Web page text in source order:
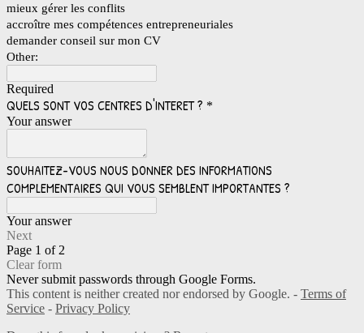
mieux gérer les conflits
accroître mes compétences entrepreneuriales
demander conseil sur mon CV
Other:
Required
QUELS SONT VOS CENTRES D'INTERET ? *
Your answer
SOUHAITEZ-VOUS NOUS DONNER DES INFORMATIONS
COMPLEMENTAIRES QUI VOUS SEMBLENT IMPORTANTES ?
Your answer
Next
Page 1 of 2
Clear form
Never submit passwords through Google Forms.
This content is neither created nor endorsed by Google. - Terms of
Service - Privacy Policy